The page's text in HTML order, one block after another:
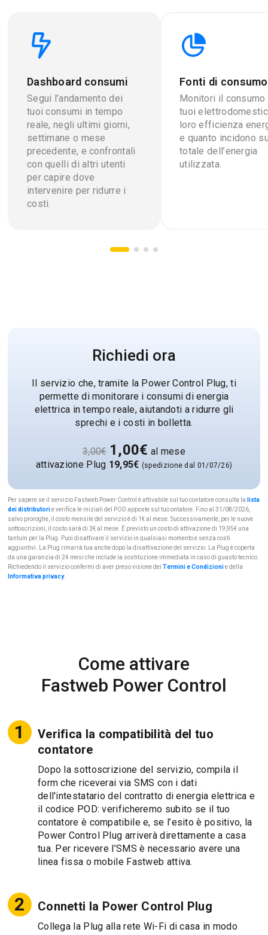
Dashboard consumi
Segui l’andamento dei
tuoi consumi in tempo
reale, negli ultimi giorni,
settimane o mese
precedente, e confrontali
con quelli di altri utenti
per capire dove
intervenire per ridurre i
costi.
Fonti di consumo
Monitori il consumo
tuoi
loro efficienza
e quanto incidono
totale dell’energia
utilizzata.
Richiedi ora
Il servizio che, tramite la Power Control Plug, ti
permette di monitorare i consumi di energia
elettrica in tempo reale, aiutandoti a ridurre gli
sprechi e i costi in bolletta.
3,00€ 1,00€ al mese
attivazione Plug 19,95€ (spedizione dal 01/07/26)
Per sapere se il servizio Fastweb Power Control è attivabile sul tuo contatore consulta la lista
dei distributorie verifica le iniziali del POD apposte sul tuo ontatore. Fino al 31/08/2026,
salvo proroghe, il costo mensile del servizio è di 1€ al mese. Successivamente, per le nuove
sottoscrizioni, il costo sarà di 3€ al mese. È previsto un costo di attivazione di 19,95€ una
tantum per la Plug. Puoi disattivare il servizio in qualsiasi momento e senza costi
aggiuntivi. La Plug rimarrà tua anche dopo la disattivazione del servizio. La Plug è coperta
da una garanzia di 24 mesi che include la sostituzione immediata in caso di guasto tecnico.
Richiedendo il servizio confermi di aver preso visione dei Termini e Condizionie della
Informativa privacy.
Come attivare
Fastweb Power Control
Verifica la compatibilità del tuo
contatore
Dopo la sottoscrizione del servizio, compila il
form che riceverai via SMS con i dati
dell'intestatario del contratto di energia elettrica e
il codice POD: verificheremo subito se il tuo
contatore è compatibile e, se l’esito è positivo, la
Power Control Plug arriverà direttamente a casa
tua. Per ricevere l’SMS è necessario avere una
linea fissa o mobile Fastweb attiva.
Connetti la Power Control Plug
Collega la Plug alla rete Wi-Fi di casa in modo